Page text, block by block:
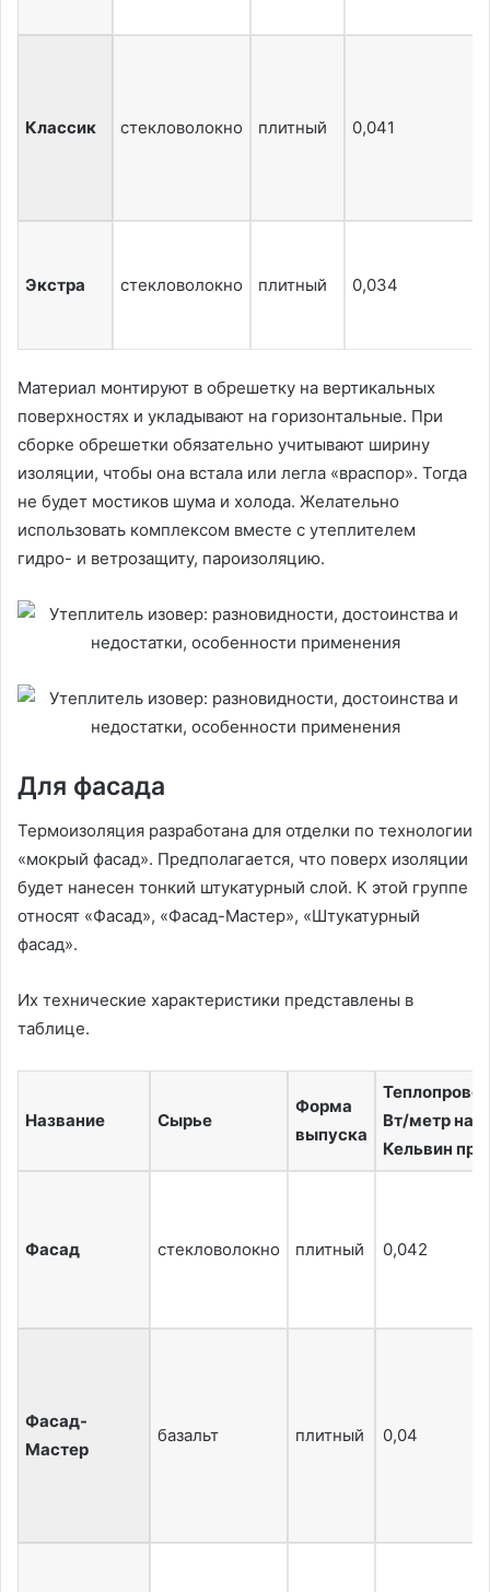
Классик стекловолокно плитный 0,041
Экстра стекловолокно плитный 0,034
Материал монтируют в обрешетку на вертикальных
поверхностях и укладывают на горизонтальные. При
сборке обрешетки обязательно учитывают ширину
изоляции, чтобы она встала или легла «враспор». Тогда
не будет мостиков шума и холода. Желательно
использовать комплексом вместе с утеплителем
гидро- и ветрозащиту, пароизоляцию.
Для фасада
Термоизоляция разработана для отделки по технологии
«мокрый фасад». Предполагается, что поверх изоляции
будет нанесен тонкий штукатурный слой. К этой группе
относят «Фасад», «Фасад-Мастер», «Штукатурный
фасад».
Их технические характеристики представлены в
таблице.
Название Сырье
Форма
выпуска
Вт/метр на
Кельвин при
Фасад стекловолокно плитный 0,042
Фасад-
Мастер
базальт плитный 0,04